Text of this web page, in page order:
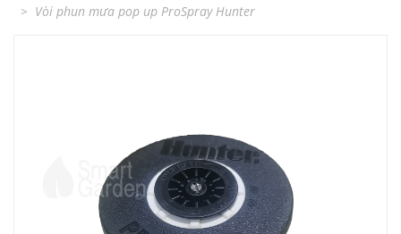
Vòi phun mưa pop up ProSpray Hunter